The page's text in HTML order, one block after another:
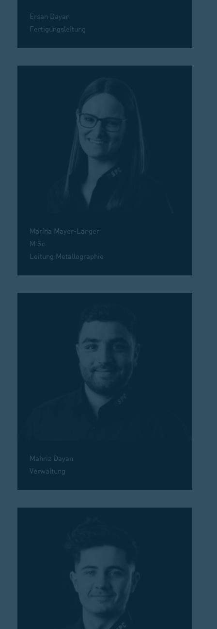
Ersan Dayan
Fertigungsleitung
Marina Mayer-Langer
M.Sc.
Leitung Metallographie
Mahriz Dayan
Verwaltung